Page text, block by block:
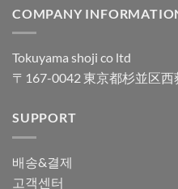
COMPANY
Tokuyama shoji co ltd
〒167-0042 東京都杉並区
SUPPORT
배송&결제
고객센터